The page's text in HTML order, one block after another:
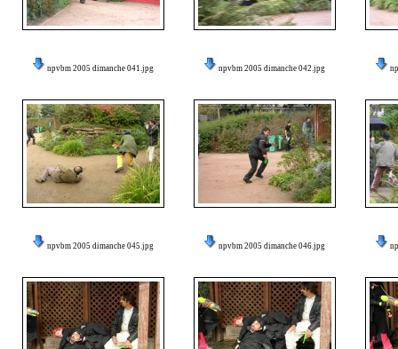
npvbm 2005 dimanche 041.jpg npvbm 2005 dimanche 042.jpg
npvbm 2005 dimanche 045.jpg npvbm 2005 dimanche 046.jpg